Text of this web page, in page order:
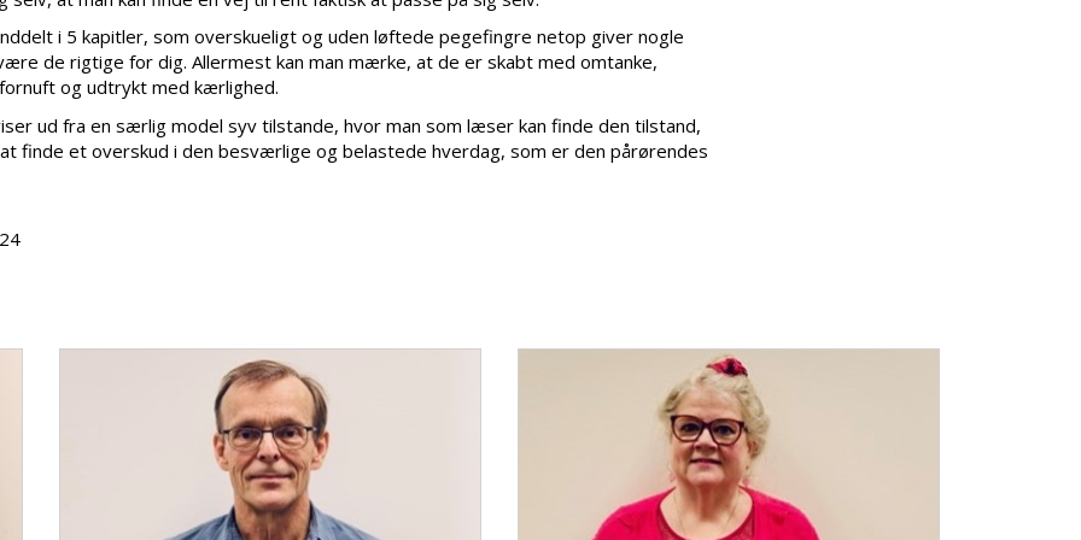
i 5 kapitler, som overskueligt og uden løftede pegefingre netop giver nogle
de rigtige for dig. Allermest kan man mærke, at de er skabt med omtanke,
og udtrykt med kærlighed.
ud fra en særlig model syv tilstande, hvor man som læser kan finde den tilstand,
finde et overskud i den besværlige og belastede hverdag, som er den pårørendes